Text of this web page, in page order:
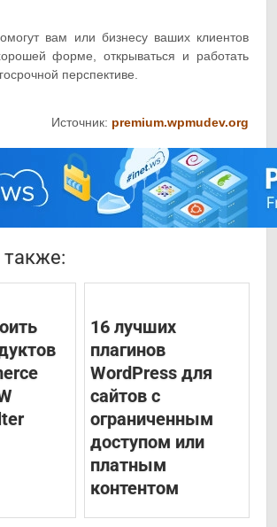
вам или бизнесу ваших клиентов
форме, открываться и работать
перспективе.
Источник: premium.wpmudev.org
16 лучших
плагинов
WordPress для
сайтов с
ограниченным
доступом или
платным
контентом